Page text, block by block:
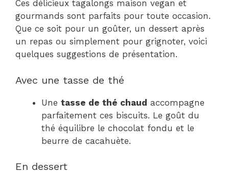
Ces délicieux tagalongs maison vegan et
gourmands sont parfaits pour toute occasion.
Que ce soit pour un goûter, un dessert après
un repas ou simplement pour grignoter, voici
quelques suggestions de présentation.
Avec une tasse de thé
Une tasse de thé chaud accompagne
parfaitement ces biscuits. Le goût du
thé équilibre le chocolat fondu et le
beurre de cacahuète.
En dessert